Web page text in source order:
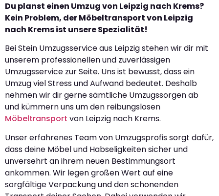
Du planst einen Umzug von Leipzig nach Krems?
Kein Problem, der Möbeltransport von Leipzig
nach Krems ist unsere Spezialität!
Bei Stein Umzugsservice aus Leipzig stehen wir dir mit
unserem professionellen und zuverlässigen
Umzugsservice zur Seite. Uns ist bewusst, dass ein
Umzug viel Stress und Aufwand bedeutet. Deshalb
nehmen wir dir gerne sämtliche Umzugssorgen ab
und kümmern uns um den reibungslosen
Möbeltransport von Leipzig nach Krems.
Unser erfahrenes Team von Umzugsprofis sorgt dafür,
dass deine Möbel und Habseligkeiten sicher und
unversehrt an ihrem neuen Bestimmungsort
ankommen. Wir legen großen Wert auf eine
sorgfältige Verpackung und den schonenden